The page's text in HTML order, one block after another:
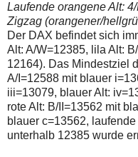
Laufende orangene Alt:
Zigzag (orangener/
Der DAX befindet sich
Alt: A/W=12385, lila Alt:
12164). Das Mindestziel
A/I=12588 mit blauer
iii=13079, blauer Alt:
rote Alt: B/II=13562 mit
blauer c=13562,
unterhalb 12385 wurde